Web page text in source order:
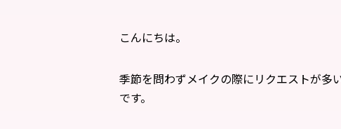
こんにちは。
季節を問わずメイクの際にリクエストが多
です。